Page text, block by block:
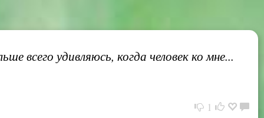
всего удивляюсь, когда человек ко мне...
1